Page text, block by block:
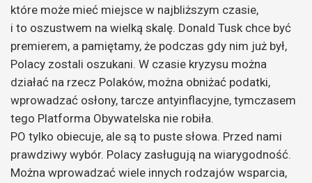
które może mieć miejsce w najbliższym czasie,
i to oszustwem na wielką skalę. Donald Tusk chce być
premierem, a pamiętamy, że podczas gdy nim już był,
Polacy zostali oszukani. W czasie kryzysu można
działać na rzecz Polaków, można obniżać podatki,
wprowadzać osłony, tarcze antyinflacyjne, tymczasem
tego Platforma Obywatelska nie robiła.
PO tylko obiecuje, ale są to puste słowa. Przed nami
prawdziwy wybór. Polacy zasługują na wiarygodność.
Można wprowadzać wiele innych rodzajów wsparcia,